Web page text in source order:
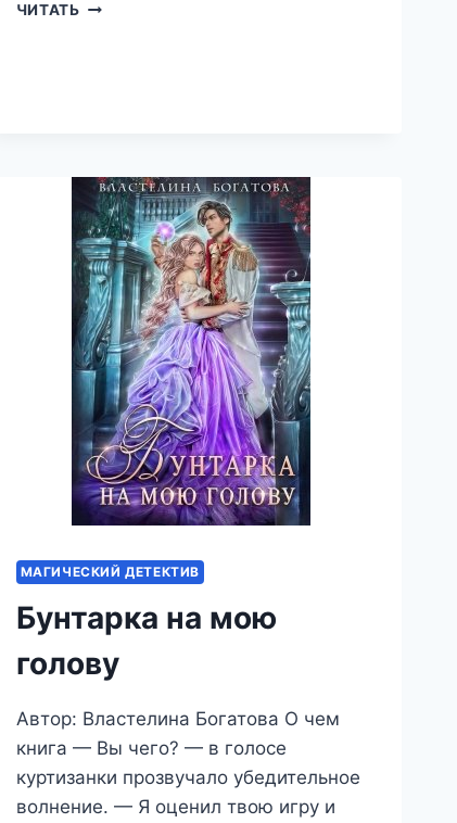
ЧИТАТЬ
МАГИЧЕСКИЙ ДЕТЕКТИВ
Бунтарка на мою
голову
Автор: Властелина Богатова О чем
книга — Вы чего? — в голосе
куртизанки прозвучало убедительное
волнение. — Я оценил твою игру и